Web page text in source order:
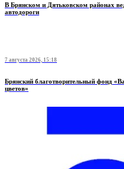
В Брянском и Дятьковском районах
автодороги
7 августа 2026, 15:18
Брянский благотворительный фонд
цветов»